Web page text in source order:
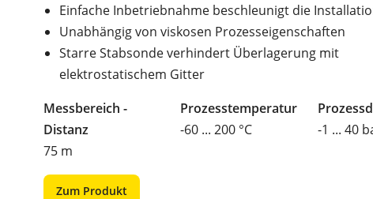
Einfache Inbetriebnahme beschleunigt die
Unabhängig von viskosen Prozesseigenschaften
Starre Stabsonde verhindert Überlagerung mit
elektrostatischem Gitter
Messbereich -
Distanz
75 m
Prozesstemperatur
-60 ... 200 °C
-1 ... 40
Zum Produkt